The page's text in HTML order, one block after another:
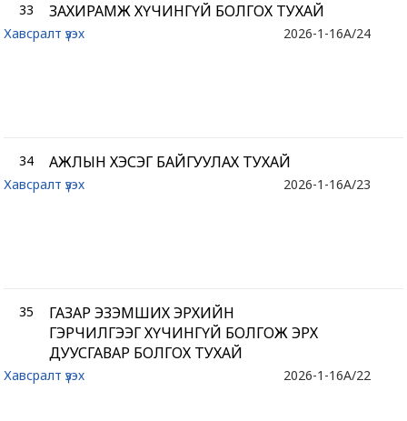
33 ЗАХИРАМЖ ХҮЧИНГҮЙ БОЛГОХ ТУХАЙ
2026-1-16A/24
Хавсралт үзэх
34 АЖЛЫН ХЭСЭГ БАЙГУУЛАХ ТУХАЙ
2026-1-16A/23
Хавсралт үзэх
35
ГАЗАР ЭЗЭМШИХ ЭРХИЙН
ГЭРЧИЛГЭЭГ ХҮЧИНГҮЙ БОЛГОЖ ЭРХ
ДУУСГАВАР БОЛГОХ ТУХАЙ
2026-1-16A/22
Хавсралт үзэх